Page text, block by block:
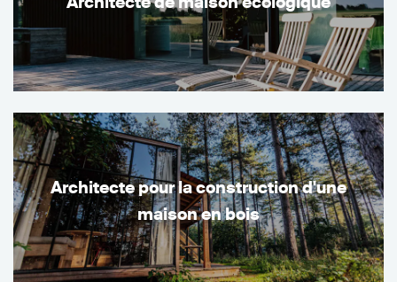
Architecte pour la construction d'une
maison en bois